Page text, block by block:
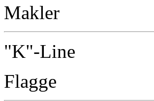
Makler
"K"-Line
Flagge